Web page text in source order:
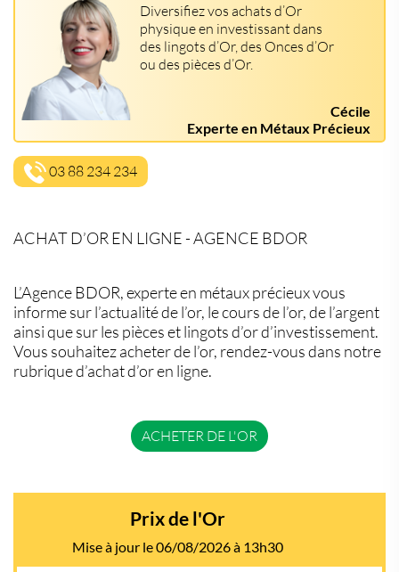
Diversifiez vos achats d’Or
physique en investissant dans
des lingots d’Or, des Onces d’Or
ou des pièces d’Or.
Cécile
Experte en Métaux Précieux
03 88 234 234
ACHAT D’OR EN LIGNE - AGENCE BDOR
L’Agence BDOR, experte en métaux précieux vous
informe sur l’actualité de l’or, le cours de l’or, de l’argent
ainsi que sur les pièces et lingots d’or d’investissement.
Vous souhaitez acheter de l’or, rendez-vous dans notre
rubrique d’achat d’or en ligne.
ACHETER DE L'OR
Prix de l'Or
Mise à jour le 06/08/2026 à 13h30